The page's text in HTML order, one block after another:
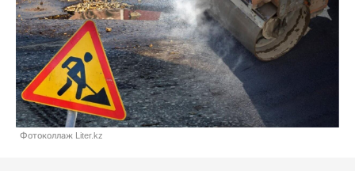
Фотоколлаж Liter.kz